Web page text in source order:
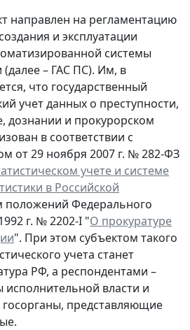
направлен на регламентацию
и эксплуатации
системы
(далее – ГАС ПС). Им, в
что государственный
учет данных о преступности,
дознании и прокурорском
в соответствии с
от 29 ноября 2007 г. № 282-ФЗ
учете и системе
в Российской
положений Федерального
г. № 2202-I "О прокуратуре
". При этом субъектом такого
учета станет
РФ, а респондентами –
власти и
представляющие